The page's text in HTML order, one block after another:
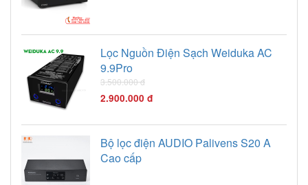
Lọc Nguồn Điện Sạch Weiduka AC
9.9Pro
3.500.000 đ
2.900.000 đ
Bộ lọc điện AUDIO Palivens S20 A
Cao cấp